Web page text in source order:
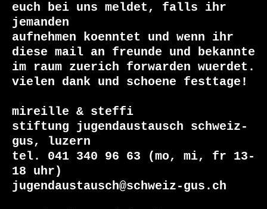
euch bei uns meldet, falls ihr
jemanden
aufnehmen koenntet und wenn ihr
diese mail an freunde und bekannte
im raum zuerich forwarden wuerdet.
vielen dank und schoene festtage!
mireille & steffi
stiftung jugendaustausch schweiz-
gus, luzern
tel. 041 340 96 63 (mo, mi, fr 13-
18 uhr)
jugendaustausch@schweiz-gus.ch